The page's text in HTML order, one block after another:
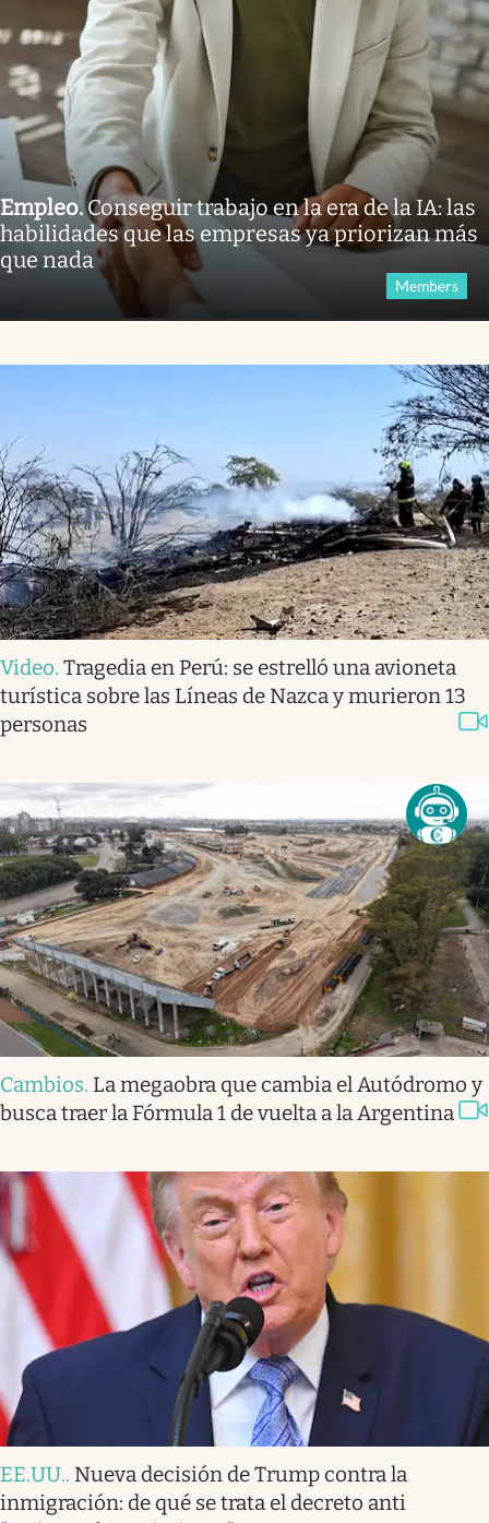
Empleo.Conseguir trabajo en la era de la IA: las
habilidades que las empresas ya priorizan más
que nada
Members
Video. Tragedia en Perú: se estrelló una avioneta
turística sobre las Líneas de Nazca y murieron 13
personas
Cambios. La megaobra que cambia el Autódromo y
busca traer la Fórmula 1 de vuelta a la Argentina
EE.UU.. Nueva decisión de Trump contra la
inmigración: de qué se trata el decreto anti